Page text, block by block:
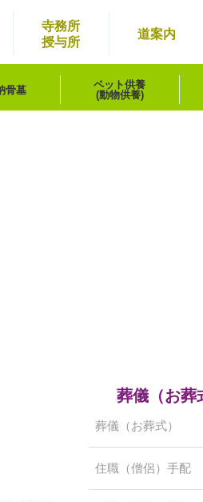
寺務所
授与所
道案内
骨墓
ペット供養
(動物供養)
葬儀（お葬
葬儀（お葬式）
住職（僧侶）手配